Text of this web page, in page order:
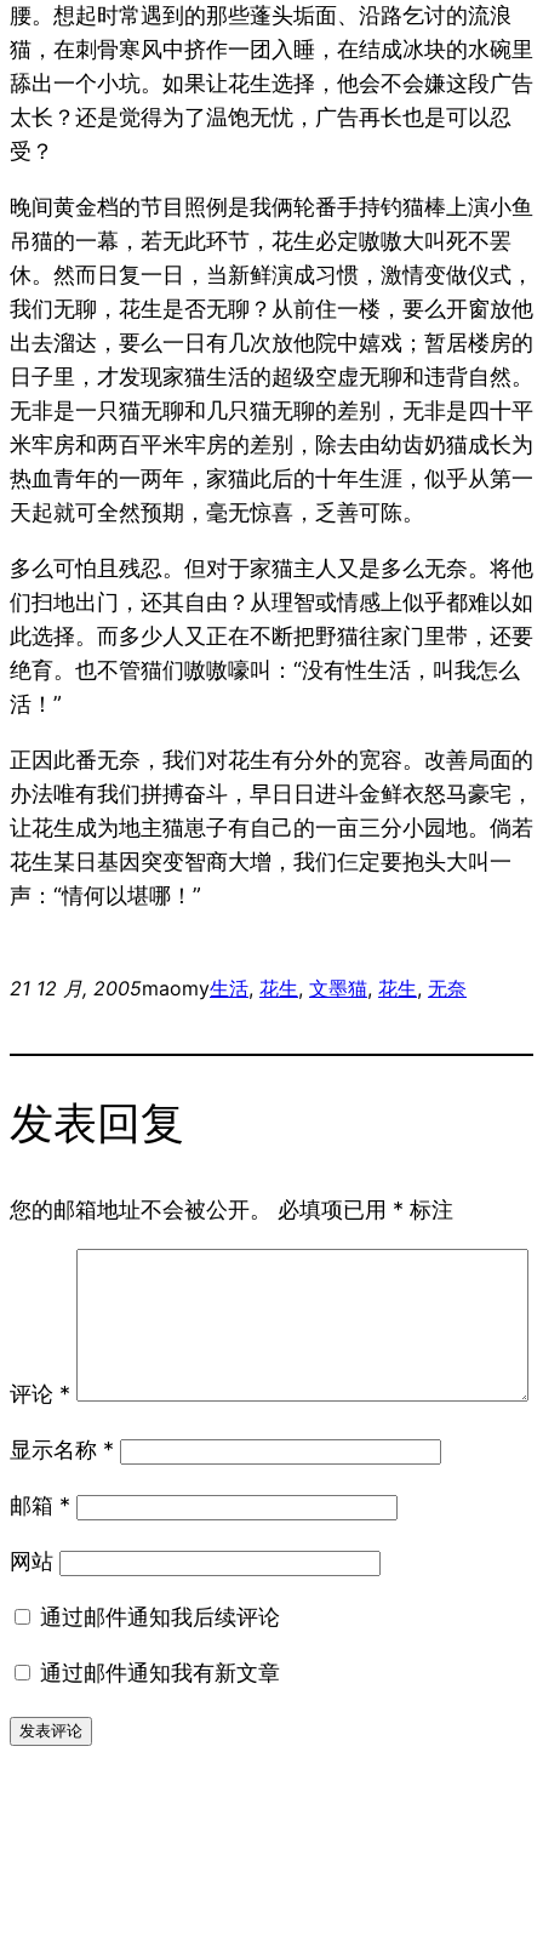
腰。想起时常遇到的那些蓬头垢面、沿路乞讨的流浪
猫，在刺骨寒风中挤作一团入睡，在结成冰块的水碗里
舔出一个小坑。如果让花生选择，他会不会嫌这段广告
太长？还是觉得为了温饱无忧，广告再长也是可以忍
受？
晚间黄金档的节目照例是我俩轮番手持钓猫棒上演小鱼
吊猫的一幕，若无此环节，花生必定嗷嗷大叫死不罢
休。然而日复一日，当新鲜演成习惯，激情变做仪式，
我们无聊，花生是否无聊？从前住一楼，要么开窗放他
出去溜达，要么一日有几次放他院中嬉戏；暂居楼房的
日子里，才发现家猫生活的超级空虚无聊和违背自然。
无非是一只猫无聊和几只猫无聊的差别，无非是四十平
米牢房和两百平米牢房的差别，除去由幼齿奶猫成长为
热血青年的一两年，家猫此后的十年生涯，似乎从第一
天起就可全然预期，毫无惊喜，乏善可陈。
多么可怕且残忍。但对于家猫主人又是多么无奈。将他
们扫地出门，还其自由？从理智或情感上似乎都难以如
此选择。而多少人又正在不断把野猫往家门里带，还要
绝育。也不管猫们嗷嗷嚎叫：“没有性生活，叫我怎么
活！”
正因此番无奈，我们对花生有分外的宽容。改善局面的
办法唯有我们拼搏奋斗，早日日进斗金鲜衣怒马豪宅，
让花生成为地主猫崽子有自己的一亩三分小园地。倘若
花生某日基因突变智商大增，我们仨定要抱头大叫一
声：“情何以堪哪！”
21 12 月, 2005maomy生活, 花生, 文墨猫, 花生, 无奈
发表回复
您的邮箱地址不会被公开。 必填项已用 * 标注
评论 *
显示名称 *
邮箱 *
网站
通过邮件通知我后续评论
通过邮件通知我有新文章